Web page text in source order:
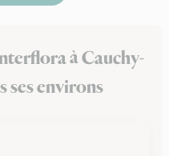
à Cauchy-
ses environs